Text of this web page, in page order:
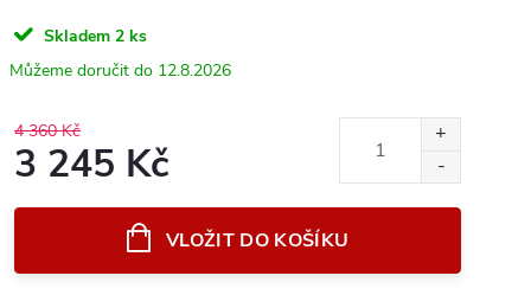
Skladem 2 ks
12.8.2026
4 360 Kč
3 245 Kč
VLOŽIT DO KOŠÍKU